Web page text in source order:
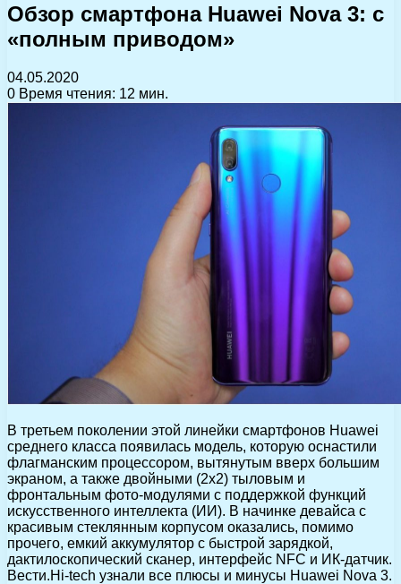
Обзор смартфона Huawei Nova 3: c
«полным приводом»
04.05.2020
0 Время чтения: 12 мин.
В третьем поколении этой линейки смартфонов Huawei
среднего класса появилась модель, которую оснастили
флагманским процессором, вытянутым вверх большим
экраном, а также двойными (2х2) тыловым и
фронтальным фото-модулями с поддержкой функций
искусственного интеллекта (ИИ). В начинке девайса с
красивым стеклянным корпусом оказались, помимо
прочего, емкий аккумулятор с быстрой зарядкой,
дактилоскопический сканер, интерфейс NFC и ИК-датчик.
Вести.Hi-tech узнали все плюсы и минусы Huawei Nova 3.